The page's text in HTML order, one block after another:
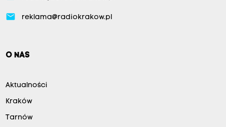
email reklama@radiokrakow.pl
O NAS
Aktualności
Kraków
Tarnów